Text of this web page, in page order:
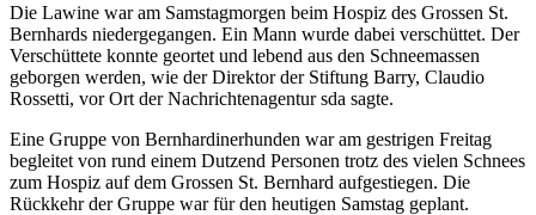
Die Lawine war am Samstagmorgen beim Hospiz des Grossen St.
Bernhards niedergegangen. Ein Mann wurde dabei verschüttet. Der
Verschüttete konnte geortet und lebend aus den Schneemassen
geborgen werden, wie der Direktor der Stiftung Barry, Claudio
Rossetti, vor Ort der Nachrichtenagentur sda sagte.
Eine Gruppe von Bernhardinerhunden war am gestrigen Freitag
begleitet von rund einem Dutzend Personen trotz des vielen Schnees
zum Hospiz auf dem Grossen St. Bernhard aufgestiegen. Die
Rückkehr der Gruppe war für den heutigen Samstag geplant.